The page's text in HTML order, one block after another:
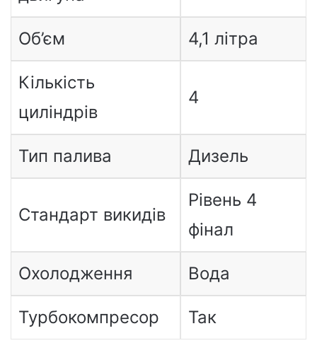
Об’єм 4,1 літра
Кількість
циліндрів
4
Тип палива Дизель
Стандарт викидів
Рівень 4
фінал
Охолодження Вода
Турбокомпресор Так